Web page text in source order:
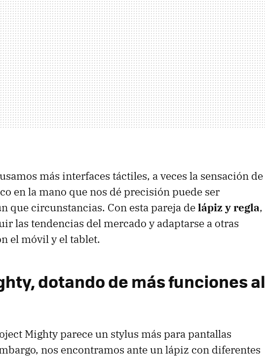
más interfaces táctiles, a veces la sensación de
en la mano que nos dé precisión puede ser
que circunstancias. Con esta pareja delápiz y regla,
las tendencias del mercado y adaptarse a otras
el móvil y el tablet.
dotando de más funciones al
Mighty parece un stylus más para pantallas
nos encontramos ante un lápiz con diferentes